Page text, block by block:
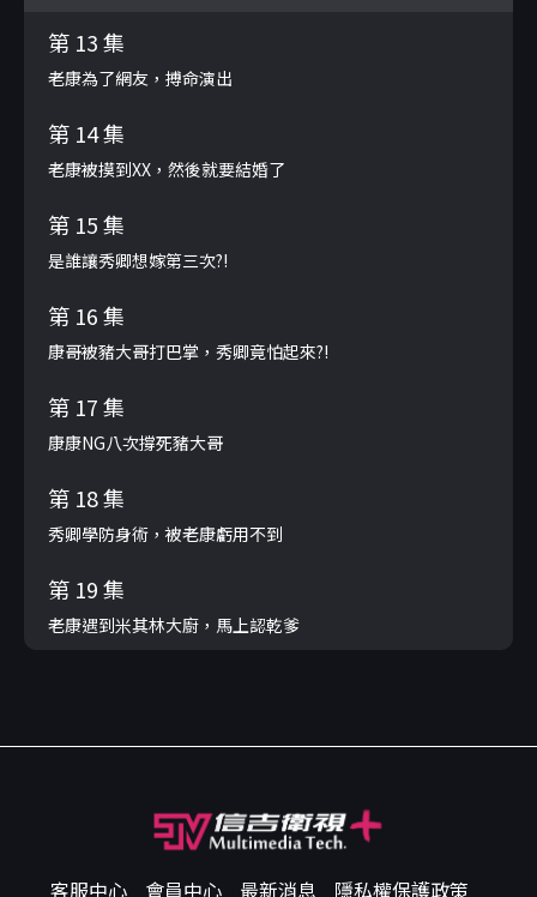
第 13 集
老康為了網友，搏命演出
第 14 集
老康被摸到XX，然後就要結婚了
第 15 集
是誰讓秀卿想嫁第三次?!
第 16 集
康哥被豬大哥打巴掌，秀卿竟怕起來?!
第 17 集
康康NG八次撐死豬大哥
第 18 集
秀卿學防身術，被老康虧用不到
第 19 集
老康遇到米其林大廚，馬上認乾爹
客服中心 會員中心 最新消息 隱私權保護政策